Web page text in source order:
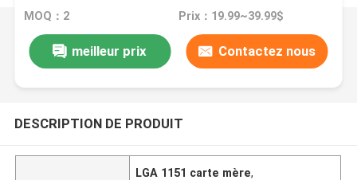
PCI-E x 16 fente carte mère mini PC
MOQ：2 Prix：19.99~39.99$
meilleur prix Contactez nous
DESCRIPTION DE PRODUIT
LGA 1151 carte mère,